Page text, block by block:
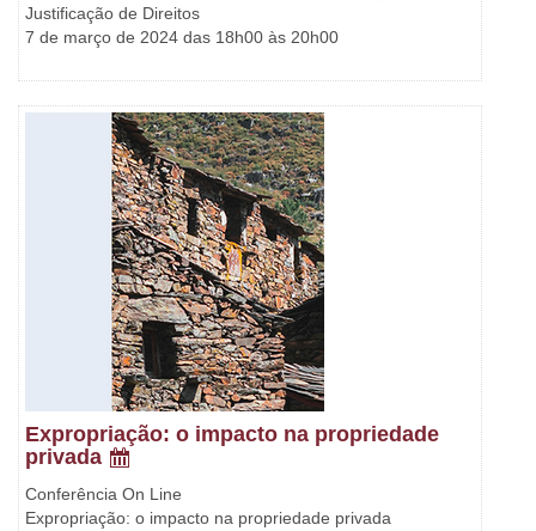
Justificação de Direitos
7 de março de 2024 das 18h00 às 20h00
Expropriação: o impacto na propriedade
privada
Conferência On Line
Expropriação: o impacto na propriedade privada